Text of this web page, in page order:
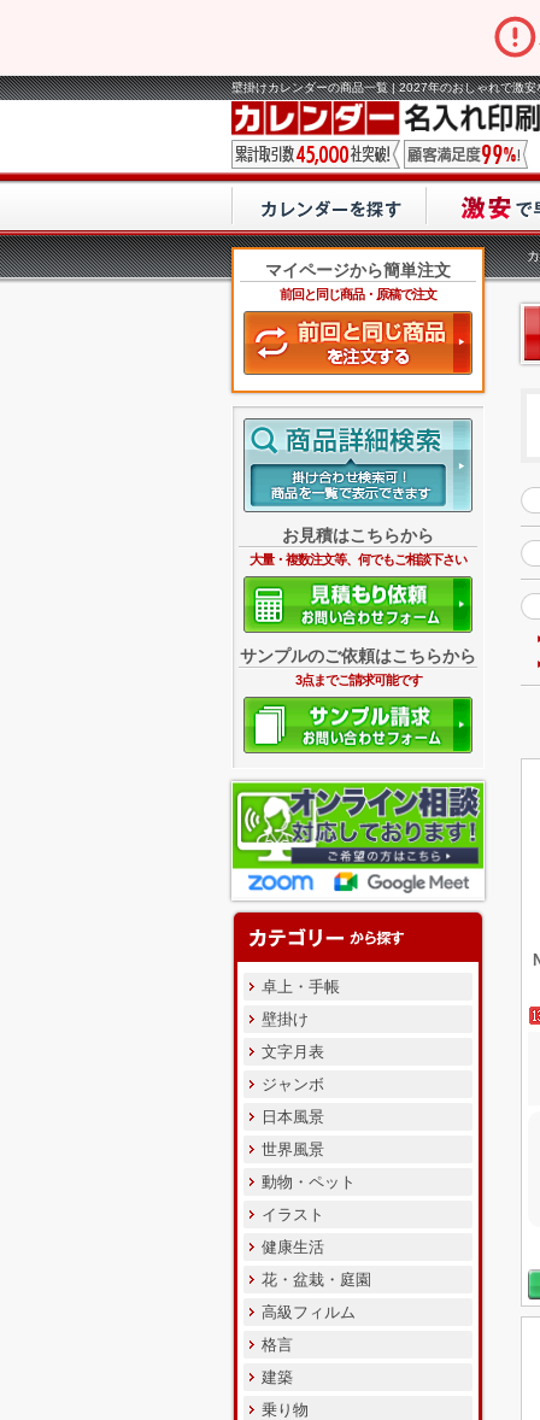
壁掛けカレンダーの商品一覧 | 2027年のおしゃれで激安
マイページから簡単注文
前回と同じ商品・原稿で注文
お見積はこちらから
大量・複数注文等、何でもご相談下さい
サンプルのご依頼はこちらから
3点までご請求可能です
卓上・手帳
壁掛け
文字月表
ジャンボ
日本風景
世界風景
動物・ペット
イラスト
健康生活
花・盆栽・庭園
高級フィルム
格言
建築
乗り物